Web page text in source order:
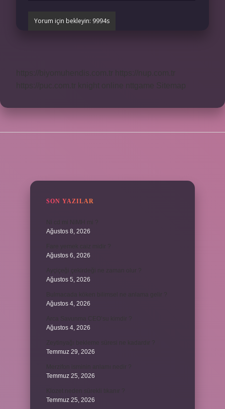
SON YAZILAR
Ağustos 8, 2026
Ağustos 6, 2026
Ağustos 5, 2026
Ağustos 4, 2026
Ağustos 4, 2026
Temmuz 29, 2026
Temmuz 25, 2026
Temmuz 25, 2026